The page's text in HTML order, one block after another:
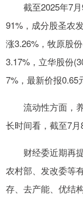
截至2025年7月9
91%，成分股圣农
涨3.26%，牧原股
3.17%，立华股份
7%，最新价报0.65
流动性方面，养
长时间看，截至7月
财经委近期再提
农村部、发改委等
存、去产能、优结